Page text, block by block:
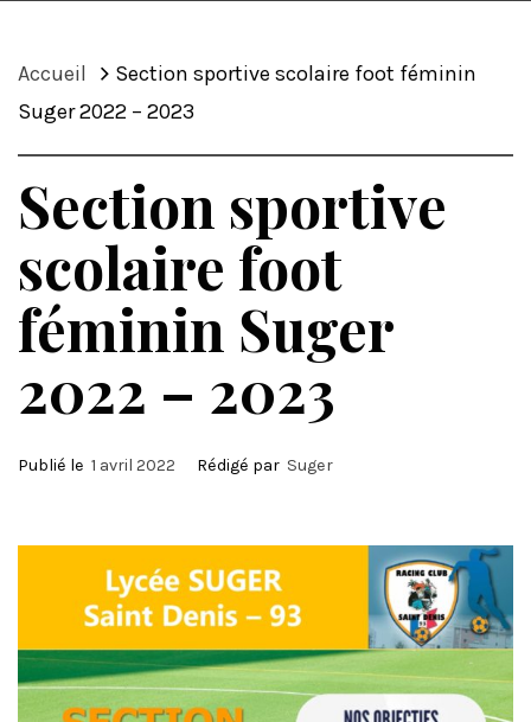
Accueil
Section sportive scolaire foot féminin
Suger 2022 – 2023
Section sportive
scolaire foot
féminin Suger
2022 – 2023
Publié le 1 avril 2022 Rédigé par Suger